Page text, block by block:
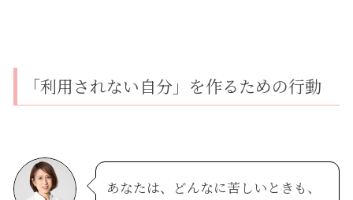
「利用されない自分」を作るための行動
あなたは、どんなに苦しいときも、